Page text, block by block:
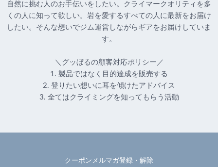
自然に挑む人のお手伝いをしたい。クライマークオリティを多
くの人に知って欲しい。岩を愛するすべての人に最新をお届け
したい。そんな想いでジム運営しながらギアをお届けしていま
す。
＼グッぼるの顧客対応ポリシー／
1. 製品ではなく目的達成を販売する
2. 登りたい想いに耳を傾けたアドバイス
3. 全てはクライミングを知ってもらう活動
クーポンメルマガ登録・解除